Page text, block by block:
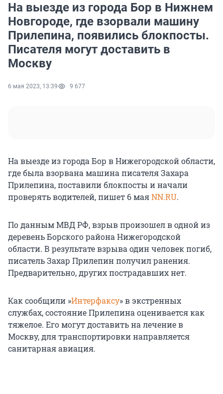
На выезде из города Бор в Нижнем
Новгороде, где взорвали машину
Прилепина, появились блокпосты.
Писателя могут доставить в
Москву
6 мая 2023, 13:39 9 677
На выезде из города Бор в Нижегородской области,
где была взорвана машина писателя Захара
Прилепина, поставили блокпосты и начали
проверять водителей, пишет 6 маяNN.RU.
По данным МВД РФ, взрыв произошел в одной из
деревень Борского района Нижегородской
области. В результате взрыва один человек погиб,
писатель Захар Прилепин получил ранения.
Предварительно, других пострадавших нет.
Как сообщили »Интерфаксу» в экстренных
службах, состояние Прилепина оценивается как
тяжелое. Его могут доставить на лечение в
Москву, для транспортировки направляется
санитарная авиация.